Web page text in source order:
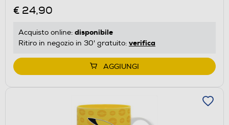
€ 24,90
Acquisto online: disponibile
Ritiro in negozio in 30' gratuito: verifica
AGGIUNGI